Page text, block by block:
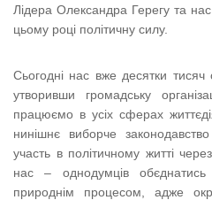
Лідера Олександра Герегу та
цьому році політичну силу.
Сьогодні нас вже десятки
утворивши громадську
працюємо в усіх сферах
нинішнє виборче
участь в політичному житті
нас – однодумців
природнім процесом, адже